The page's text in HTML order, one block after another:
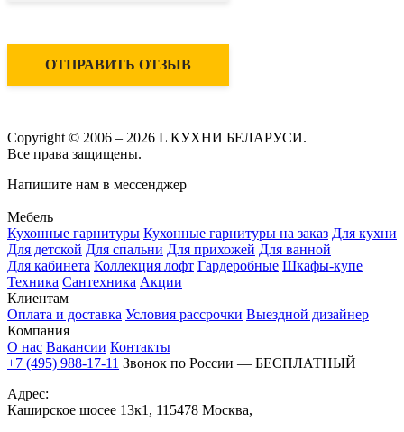
ОТПРАВИТЬ ОТЗЫВ
Copyright © 2006 – 2026 L КУХНИ БЕЛАРУСИ.
Все права защищены.
Напишите нам в мессенджер
Мебель
Кухонные гарнитуры Кухонные гарнитуры на заказ Для кухни
Для детской Для спальни Для прихожей Для ванной
Для кабинета Коллекция лофт Гардеробные Шкафы-купе
Техника Сантехника Акции
Клиентам
Оплата и доставка Условия рассрочки Выездной дизайнер
Компания
О нас Вакансии Контакты
+7 (495) 988-17-11 Звонок по России — БЕСПЛАТНЫЙ
Адрес:
Каширское шосее 13к1, 115478 Москва,